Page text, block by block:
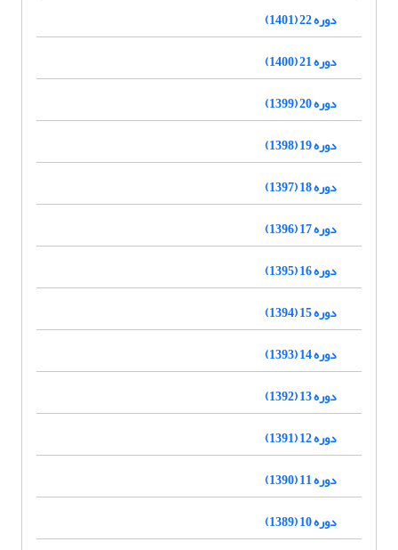
دوره 22 (1401)
دوره 21 (1400)
دوره 20 (1399)
دوره 19 (1398)
دوره 18 (1397)
دوره 17 (1396)
دوره 16 (1395)
دوره 15 (1394)
دوره 14 (1393)
دوره 13 (1392)
دوره 12 (1391)
دوره 11 (1390)
دوره 10 (1389)